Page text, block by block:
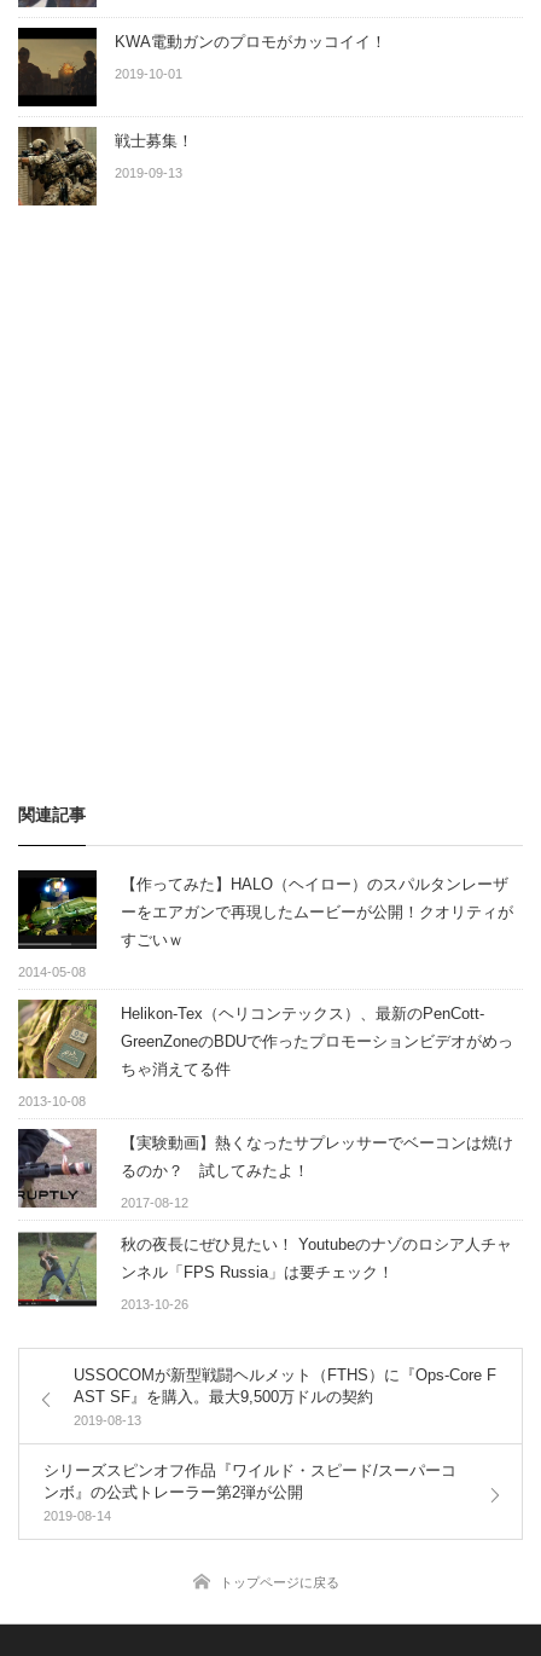
KWA電動ガンのプロモがカッコイイ！
2019-10-01
戦士募集！
2019-09-13
関連記事
【作ってみた】HALO（ヘイロー）のスパルタンレーザ
ーをエアガンで再現したムービーが公開！クオリティが
すごいｗ
2014-05-08
Helikon-Tex（ヘリコンテックス）、最新のPenCott-
GreenZoneのBDUで作ったプロモーションビデオがめっ
ちゃ消えてる件
2013-10-08
【実験動画】熱くなったサプレッサーでベーコンは焼け
るのか？ 試してみたよ！
2017-08-12
秋の夜長にぜひ見たい！ Youtubeのナゾのロシア人チャ
ンネル「FPS Russia」は要チェック！
2013-10-26
USSOCOMが新型戦闘ヘルメット（FTHS）に『Ops-Core F
AST SF』を購入。最大9,500万ドルの契約
2019-08-13
シリーズスピンオフ作品『ワイルド・スピード/スーパーコ
ンボ』の公式トレーラー第2弾が公開
2019-08-14
トップページに戻る